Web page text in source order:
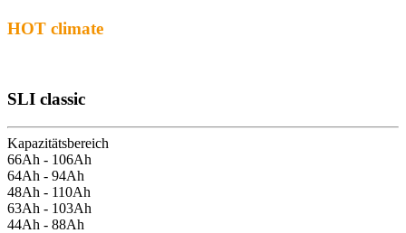
HOT climate
SLI classic
Kapazitätsbereich
66Ah - 106Ah
64Ah - 94Ah
48Ah - 110Ah
63Ah - 103Ah
44Ah - 88Ah